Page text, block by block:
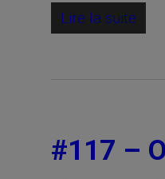
Lire la suite
#117 –